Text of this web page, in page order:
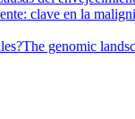
clave en la
The genomic